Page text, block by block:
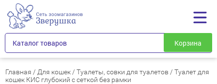
Каталог товаров Корзина
Главная / Для кошек /Туалеты, совки для туалетов /Туалет для
кошек КИС глубокий с сеткой без рамки